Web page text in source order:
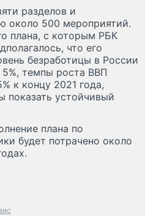
разделов и
около 500 мероприятий.
плана, с которым РБК
что его
безработицы в России
темпы роста ВВП
к концу 2021 года,
показать устойчивый
плана по
будет потрачено около